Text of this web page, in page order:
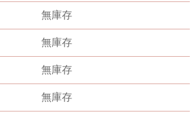
無庫存
無庫存
無庫存
無庫存